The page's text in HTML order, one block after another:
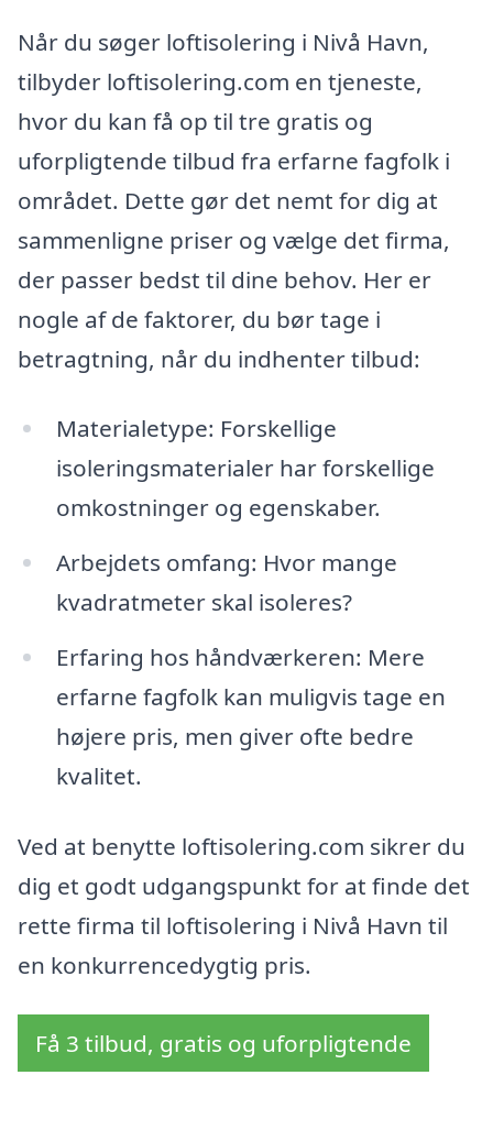
Når du søger loftisolering i Nivå Havn,
tilbyder loftisolering.com en tjeneste,
hvor du kan få op til tre gratis og
uforpligtende tilbud fra erfarne fagfolk i
området. Dette gør det nemt for dig at
sammenligne priser og vælge det firma,
der passer bedst til dine behov. Her er
nogle af de faktorer, du bør tage i
betragtning, når du indhenter tilbud:
Materialetype: Forskellige
isoleringsmaterialer har forskellige
omkostninger og egenskaber.
Arbejdets omfang: Hvor mange
kvadratmeter skal isoleres?
Erfaring hos håndværkeren: Mere
erfarne fagfolk kan muligvis tage en
højere pris, men giver ofte bedre
kvalitet.
Ved at benytte loftisolering.com sikrer du
dig et godt udgangspunkt for at finde det
rette firma til loftisolering i Nivå Havn til
en konkurrencedygtig pris.
Få 3 tilbud, gratis og uforpligtende